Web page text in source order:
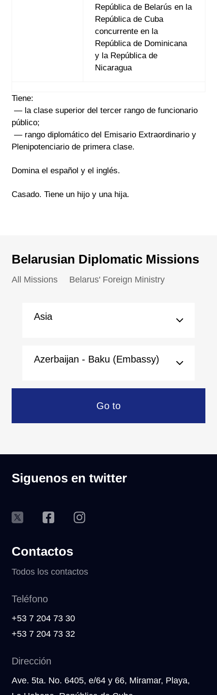
República de Belarús en la
República de Cuba
concurrente en la
República de Dominicana
y la República de
Nicaragua
Tiene:
— la clase superior del tercer rango de funcionario
público;
— rango diplomático del Emisario Extraordinario y
Plenipotenciario de primera clase.
Domina el español y el inglés.
Casado. Tiene un hijo y una hija.
Belarusian Diplomatic Missions
All Missions Belarus' Foreign Ministry
Asia
Azerbaijan - Baku (Embassy)
Go to
Siguenos en twitter
Contactos
Todos los contactos
Teléfono
+53 7 204 73 30
+53 7 204 73 32
Dirección
Ave. 5ta. No. 6405, e/64 y 66, Miramar, Playa,